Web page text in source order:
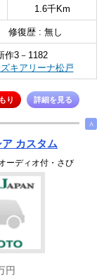
1.6千Km
修復歴 : 無し
作3－1182
キアリーナ松戸
り 詳細を見る
∧
カスタム
ーディオ付・さび
円